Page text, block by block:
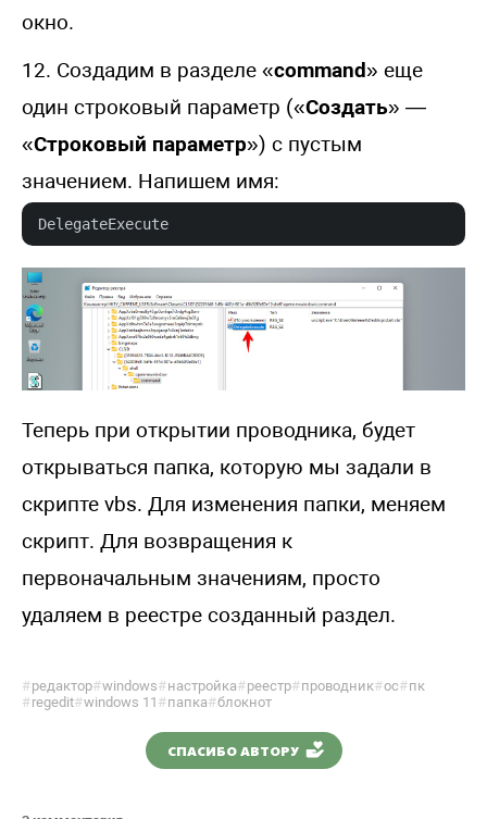
окно.
12. Создадим в разделе «command» еще
один строковый параметр («Создать» —
«Строковый параметр») с пустым
значением. Напишем имя:
DelegateExecute
Теперь при открытии проводника, будет
открываться папка, которую мы задали в
скрипте vbs. Для изменения папки, меняем
скрипт. Для возвращения к
первоначальным значениям, просто
удаляем в реестре созданный раздел.
#редактор#windows#настройка#реестр#проводник#ос#пк
#regedit#windows 11 #папка#блокнот
СПАСИБО АВТОРУ